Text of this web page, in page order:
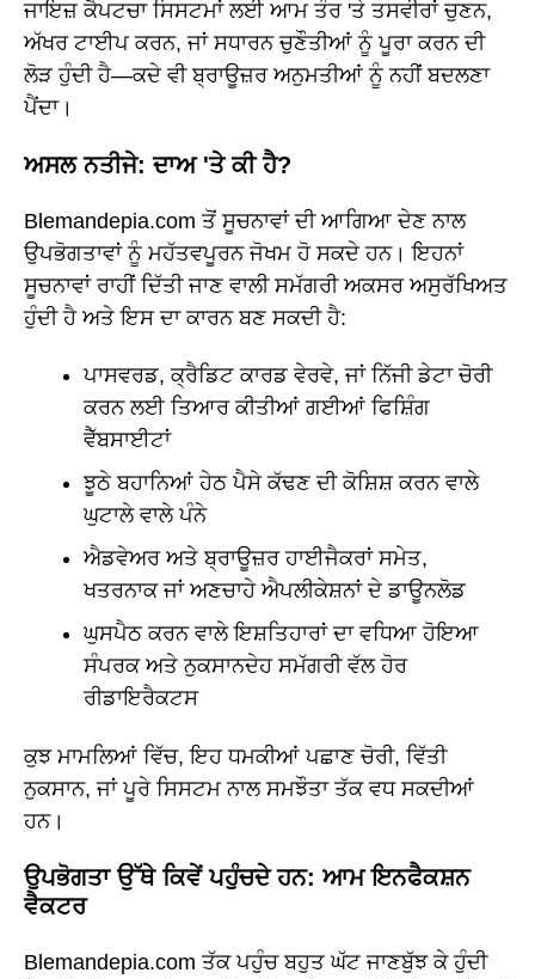
ਜਾਇਜ਼ ਕੈਪਟਚਾ ਸਿਸਟਮਾਂ ਲਈ ਆਮ ਤੌਰ 'ਤੇ ਤਸਵੀਰਾਂ ਚੁਣਨ,
ਅੱਖਰ ਟਾਈਪ ਕਰਨ, ਜਾਂ ਸਧਾਰਨ ਚੁਣੌਤੀਆਂ ਨੂੰ ਪੂਰਾ ਕਰਨ ਦੀ
ਲੋੜ ਹੁੰਦੀ ਹੈ—ਕਦੇ ਵੀ ਬ੍ਰਾਊਜ਼ਰ ਅਨੁਮਤੀਆਂ ਨੂੰ ਨਹੀਂ ਬਦਲਣਾ
ਪੈਂਦਾ।
ਅਸਲ ਨਤੀਜੇ: ਦਾਅ 'ਤੇ ਕੀ ਹੈ?
Blemandepia.com ਤੋਂ ਸੂਚਨਾਵਾਂ ਦੀ ਆਗਿਆ ਦੇਣ ਨਾਲ
ਉਪਭੋਗਤਾਵਾਂ ਨੂੰ ਮਹੱਤਵਪੂਰਨ ਜੋਖਮ ਹੋ ਸਕਦੇ ਹਨ। ਇਹਨਾਂ
ਸੂਚਨਾਵਾਂ ਰਾਹੀਂ ਦਿੱਤੀ ਜਾਣ ਵਾਲੀ ਸਮੱਗਰੀ ਅਕਸਰ ਅਸੁਰੱਖਿਅਤ
ਹੁੰਦੀ ਹੈ ਅਤੇ ਇਸ ਦਾ ਕਾਰਨ ਬਣ ਸਕਦੀ ਹੈ:
ਪਾਸਵਰਡ, ਕ੍ਰੈਡਿਟ ਕਾਰਡ ਵੇਰਵੇ, ਜਾਂ ਨਿੱਜੀ ਡੇਟਾ ਚੋਰੀ
ਕਰਨ ਲਈ ਤਿਆਰ ਕੀਤੀਆਂ ਗਈਆਂ ਫਿਸ਼ਿੰਗ
ਵੈੱਬਸਾਈਟਾਂ
ਝੂਠੇ ਬਹਾਨਿਆਂ ਹੇਠ ਪੈਸੇ ਕੱਢਣ ਦੀ ਕੋਸ਼ਿਸ਼ ਕਰਨ ਵਾਲੇ
ਘੁਟਾਲੇ ਵਾਲੇ ਪੰਨੇ
ਐਡਵੇਅਰ ਅਤੇ ਬ੍ਰਾਊਜ਼ਰ ਹਾਈਜੈਕਰਾਂ ਸਮੇਤ,
ਖਤਰਨਾਕ ਜਾਂ ਅਣਚਾਹੇ ਐਪਲੀਕੇਸ਼ਨਾਂ ਦੇ ਡਾਊਨਲੋਡ
ਘੁਸਪੈਠ ਕਰਨ ਵਾਲੇ ਇਸ਼ਤਿਹਾਰਾਂ ਦਾ ਵਧਿਆ ਹੋਇਆ
ਸੰਪਰਕ ਅਤੇ ਨੁਕਸਾਨਦੇਹ ਸਮੱਗਰੀ ਵੱਲ ਹੋਰ
ਰੀਡਾਇਰੈਕਟਸ
ਕੁਝ ਮਾਮਲਿਆਂ ਵਿੱਚ, ਇਹ ਧਮਕੀਆਂ ਪਛਾਣ ਚੋਰੀ, ਵਿੱਤੀ
ਨੁਕਸਾਨ, ਜਾਂ ਪੂਰੇ ਸਿਸਟਮ ਨਾਲ ਸਮਝੌਤਾ ਤੱਕ ਵਧ ਸਕਦੀਆਂ
ਹਨ।
ਉਪਭੋਗਤਾ ਉੱਥੇ ਕਿਵੇਂ ਪਹੁੰਚਦੇ ਹਨ: ਆਮ ਇਨਫੈਕਸ਼ਨ
ਵੈਕਟਰ
Blemandepia.com ਤੱਕ ਪਹੁੰਚ ਬਹੁਤ ਘੱਟ ਜਾਣਬੁੱਝ ਕੇ ਹੁੰਦੀ